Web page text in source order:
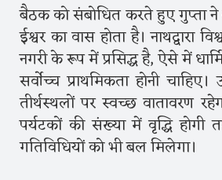
बैठक को संबोधित करते हुए गुप्ता
ईश्वर का वास होता है। नाथद्वारा
नगरी के रूप में प्रसिद्ध है, ऐसे में
सर्वोच्च प्राथमिकता होनी
तीर्थस्थलों पर स्वच्छ वातावरण
पर्यटकों की संख्या में वृद्धि होगी
गतिविधियों को भी बल मिलेगा।